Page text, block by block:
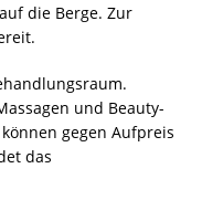
die Berge. Zur
und Beauty-
gegen Aufpreis
das